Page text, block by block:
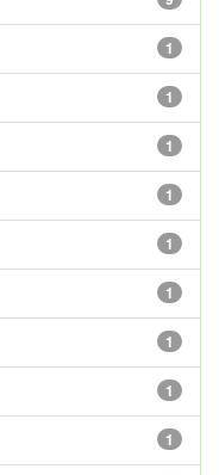
1
1
1
1
1
1
1
1
1